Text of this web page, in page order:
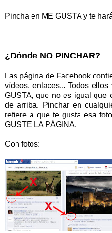
Pincha en ME GUSTA y te
¿Dónde NO PINCHAR?
Las página de Facebook
vídeos, enlaces... Todos
GUSTA, que no es igual que
de arriba. Pinchar en
refiere a que te gusta esa
GUSTE LA PÁGINA.
Con fotos: